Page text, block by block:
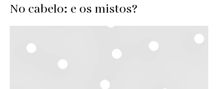
No cabelo: e os mistos?